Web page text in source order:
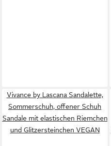
Vivance by Lascana Sandalette,
Sommerschuh, offener Schuh
Sandale mit elastischen Riemchen
und Glitzersteinchen VEGAN